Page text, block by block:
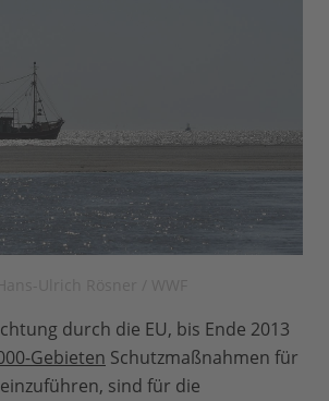
durch die EU, bis Ende 2013
Gebieten Schutzmaßnahmen für
sind für die